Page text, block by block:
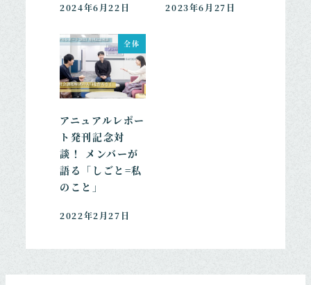
2024年6月22日 2023年6月27日
全体
アニュアルレポー
ト発刊記念対
談！ メンバーが
語る「しごと=私
のこと」
2022年2月27日